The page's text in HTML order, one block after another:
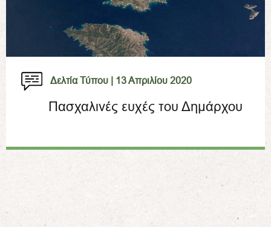
Δελτία Τύπου | 13 Απριλίου 2020
Πασχαλινές ευχές του Δημάρχου